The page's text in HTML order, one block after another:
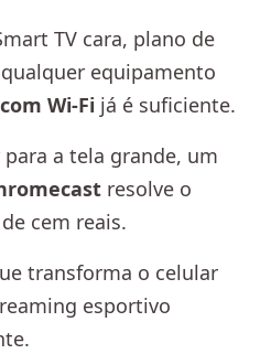
TV cara, plano de
equipamento
Wi-Fi já é suficiente.
a tela grande, um
resolve o
cem reais.
transforma o celular
esportivo